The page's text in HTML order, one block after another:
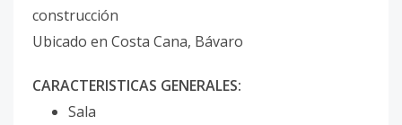
construcción
Ubicado en Costa Cana, Bávaro
CARACTERISTICAS GENERALES:
Sala